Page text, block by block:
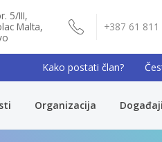
5/III,
Malta,
+387 61 811
Kako postati član?
Organizacija Događaji